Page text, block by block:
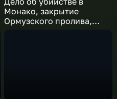
Монако, закрытие
Ормузского пролива,